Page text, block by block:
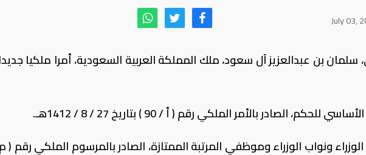
بن عبدالعزيز آل سعود، ملك المملكة العربية السعودية، أمرا ملكيا
الصادر بالأمر الملكي رقم ( أ / 90 ) بتاريخ 27 / 8 / 1412هـ.